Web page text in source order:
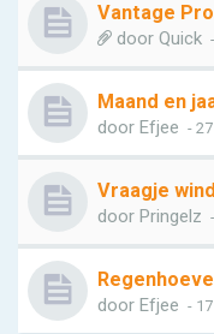
Vantage
door Quick
Maand en
door Efjee -
Vraagje
door Pringelz
door Efjee -